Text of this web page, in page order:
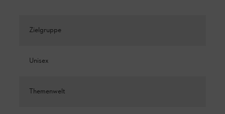
Zielgruppe
Unisex
Themenwelt